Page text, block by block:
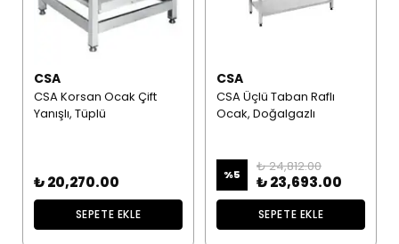
CSA
CSA Korsan Ocak Çift
Yanışlı, Tüplü
₺ 20,270.00
SEPETE EKLE
CSA
CSA Üçlü Taban Raflı
Ocak, Doğalgazlı
%5
₺ 24,812.00
₺ 23,693.00
SEPETE EKLE